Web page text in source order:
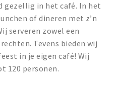
gezellig in het café. In het
of dineren met z’n
serveren zowel een
Tevens bieden wij
in je eigen café! Wij
120 personen.